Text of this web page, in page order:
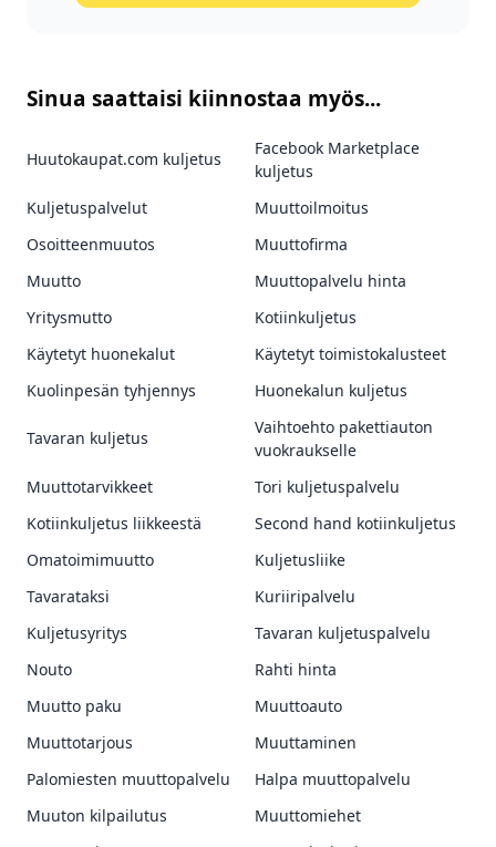
Sinua saattaisi kiinnostaa myös...
Huutokaupat.com kuljetus
Facebook Marketplace
kuljetus
Kuljetuspalvelut
Muuttoilmoitus
Osoitteenmuutos
Muuttofirma
Muutto
Muuttopalvelu hinta
Yritysmutto
Kotiinkuljetus
Käytetyt huonekalut
Käytetyt toimistokalusteet
Kuolinpesän tyhjennys
Huonekalun kuljetus
Tavaran kuljetus
Vaihtoehto pakettiauton
vuokraukselle
Muuttotarvikkeet
Tori kuljetuspalvelu
Kotiinkuljetus liikkeestä
Second hand kotiinkuljetus
Omatoimimuutto
Kuljetusliike
Tavarataksi
Kuriiripalvelu
Kuljetusyritys
Tavaran kuljetuspalvelu
Nouto
Rahti hinta
Muutto paku
Muuttoauto
Muuttotarjous
Muuttaminen
Palomiesten muuttopalvelu
Halpa muuttopalvelu
Muuton kilpailutus
Muuttomiehet